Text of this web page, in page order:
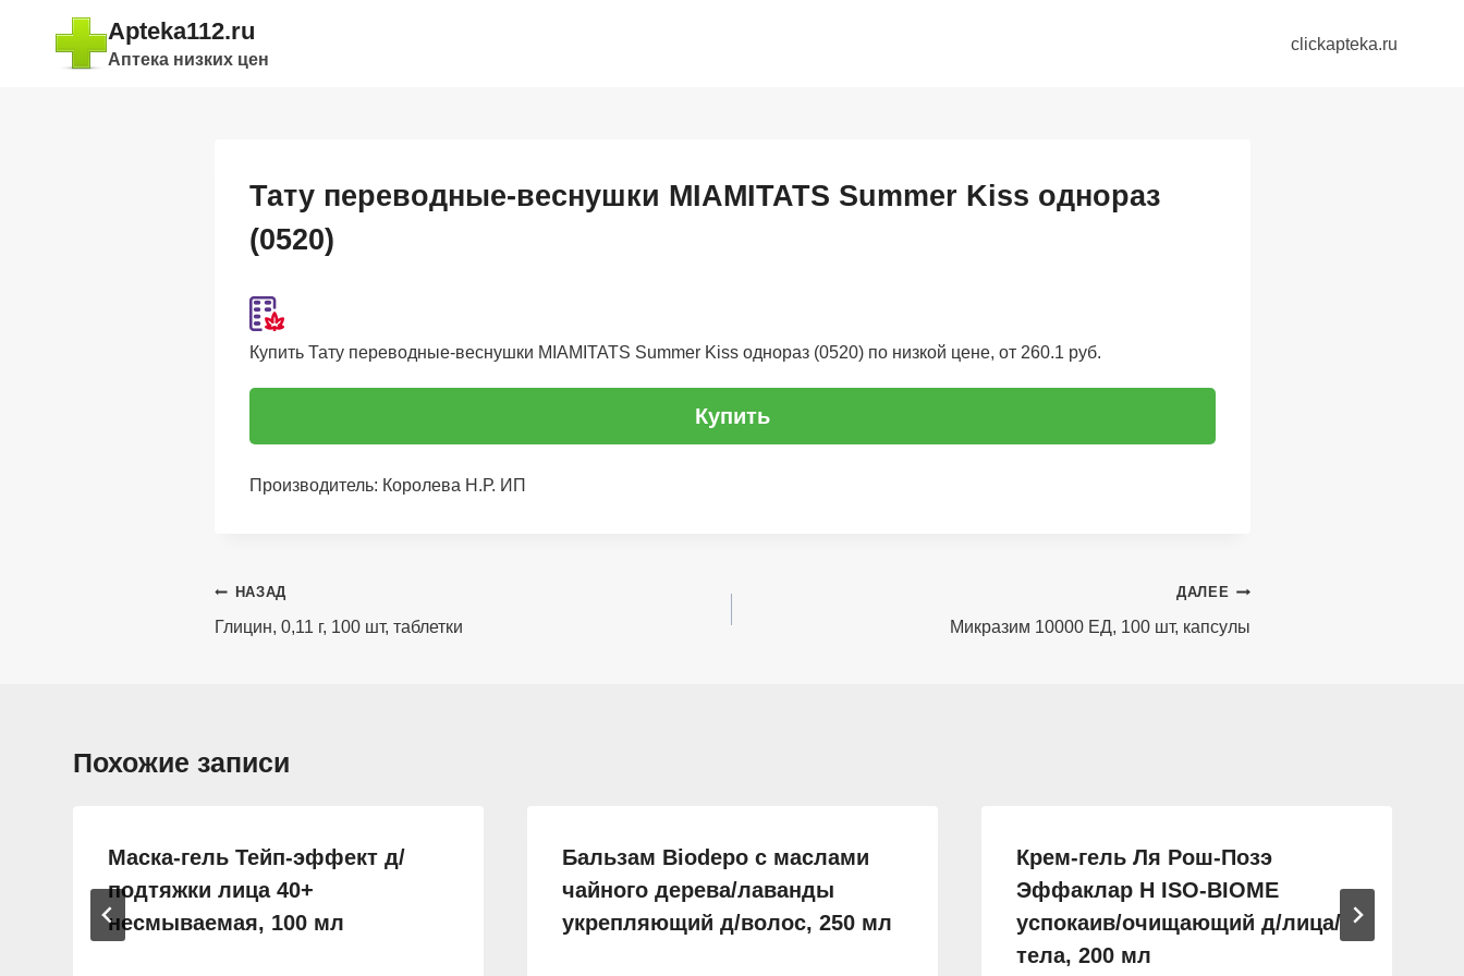
содержимому
Apteka112.ru
Аптека низких цен
clickapteka.ru
Тату переводные-веснушки MIAMITATS Summer Kiss однораз
(0520)
Купить Тату переводные-веснушки MIAMITATS Summer Kiss однораз (0520) по низкой цене, от 260.1 руб.
Купить
Производитель: Королева Н.Р. ИП
Навигация
по
НАЗАД
Глицин, 0,11 г, 100 шт, таблетки
ДАЛЕЕ
Микразим 10000 ЕД, 100 шт, капсулы
Похожие записи
Маска-гель Тейп-эффект д/
подтяжки лица 40+
несмываемая, 100 мл
Бальзам Biodepo с маслами
чайного дерева/лаванды
укрепляющий д/волос, 250 мл
Крем-гель Ля Рош-Позэ
Эффаклар Н ISO-BIOME
успокаив/очищающий д/лица/
тела, 200 мл